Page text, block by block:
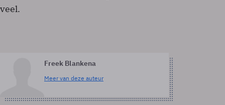
veel.
Freek Blankena
Meer van deze auteur